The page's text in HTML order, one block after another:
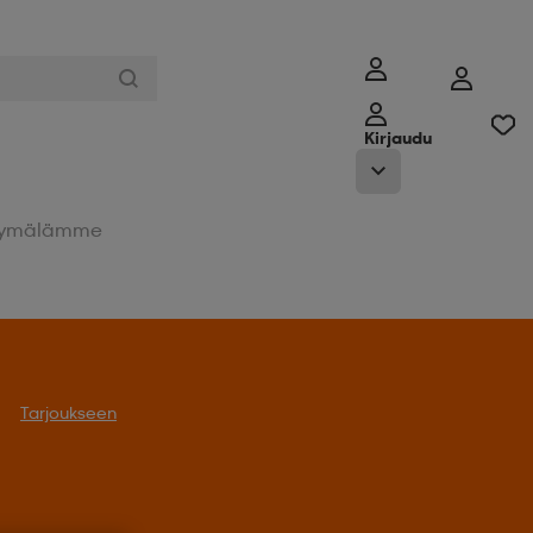
Kirjaudu
Tarjoukseen